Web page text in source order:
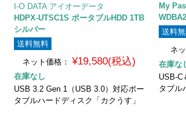
I-O DATA アイオーデータ
HDPX-UTSC1S ポータブルHDD 1TB
シルバー
送料無料
ネット価格：
¥19,580(税込)
在庫なし
USB 3.2 Gen 1（USB 3.0）対応ポー
タブルハードディスク「カクうす」
My
送料
ネ
在庫な
USB-
タブル